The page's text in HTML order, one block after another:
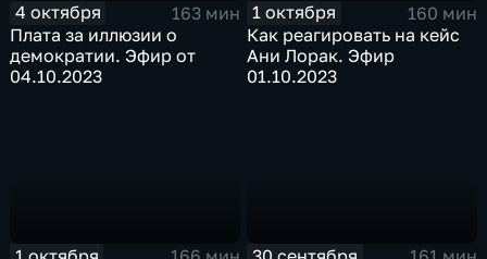
4 октября
163 мин
Плата за иллюзии о
демократии. Эфир от
04.10.2023
1 октября
160 мин
Как реагировать на кейс
Ани Лорак. Эфир
01.10.2023